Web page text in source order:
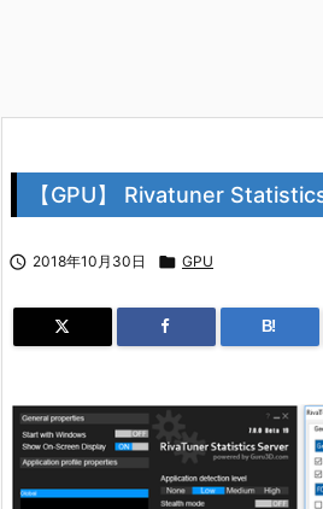
【GPU】 Rivatuner
 2018年10月30日  GPU
B!